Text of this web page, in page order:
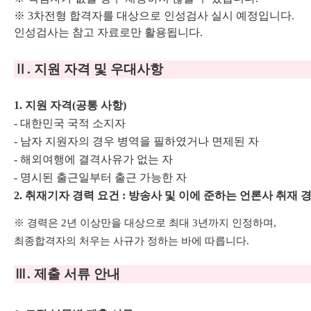
※ 3차전형 합격자를 대상으로 인성검사 실시 예정입니다.
인성검사는 참고 자료로만 활용됩니다.
. 지원 자격 및 우대사항
1. 지원 자격(공통 사항)
- 대한민국 국적 소지자
- 남자 지원자의 경우 병역을 필하였거나 면제된 자
- 해외여행에 결격사유가 없는 자
- 명시된 출근일부터 출근 가능한 자
2. 취재기자 경력 요건 : 방송사 및 이에 준하는 언론사 취재
※ 경력은 2년 이상만을 대상으로 최대 3년까지 인정하며 ,
최종합격자의 처우는 사규가 정하는 바에 따릅니다.
. 제출 서류 안내